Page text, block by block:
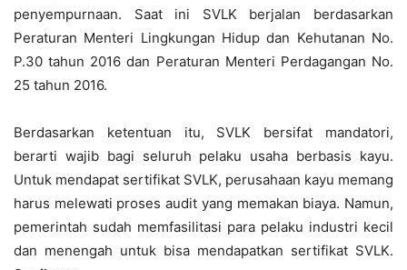
penyempurnaan. Saat ini SVLK berjalan berdasarkan
Peraturan Menteri Lingkungan Hidup dan Kehutanan No.
P.30 tahun 2016 dan Peraturan Menteri Perdagangan No.
25 tahun 2016.
Berdasarkan ketentuan itu, SVLK bersifat mandatori,
berarti wajib bagi seluruh pelaku usaha berbasis kayu.
Untuk mendapat sertifikat SVLK, perusahaan kayu memang
harus melewati proses audit yang memakan biaya. Namun,
pemerintah sudah memfasilitasi para pelaku industri kecil
dan menengah untuk bisa mendapatkan sertifikat SVLK.